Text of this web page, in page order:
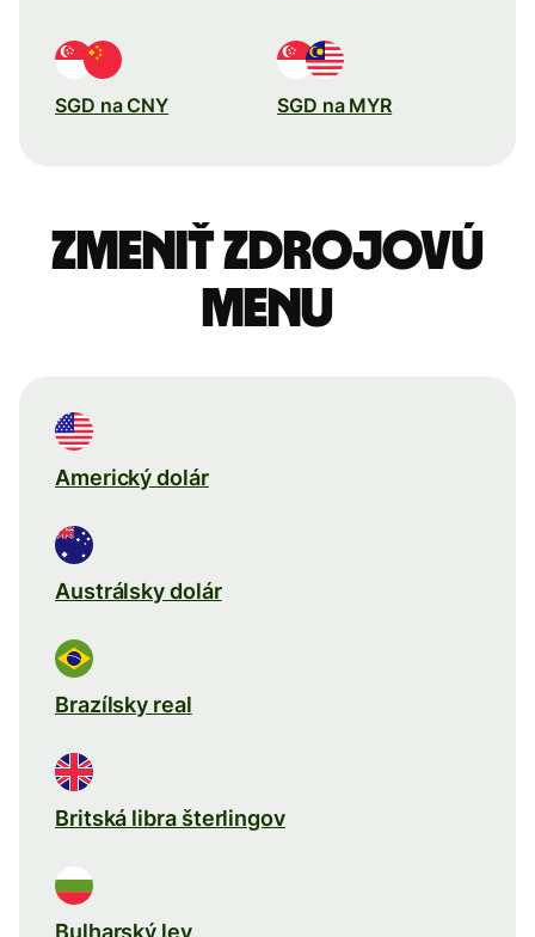
SGD na CNY SGD na MYR
Zmeniť zdrojovú
menu
Americký dolár
Austrálsky dolár
Brazílsky real
Britská libra šterlingov
Bulharský lev